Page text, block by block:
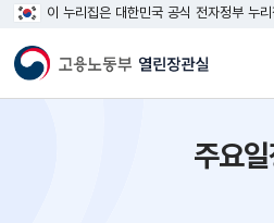
이 누리집은 대한민국 공식 전자정부 누
주요